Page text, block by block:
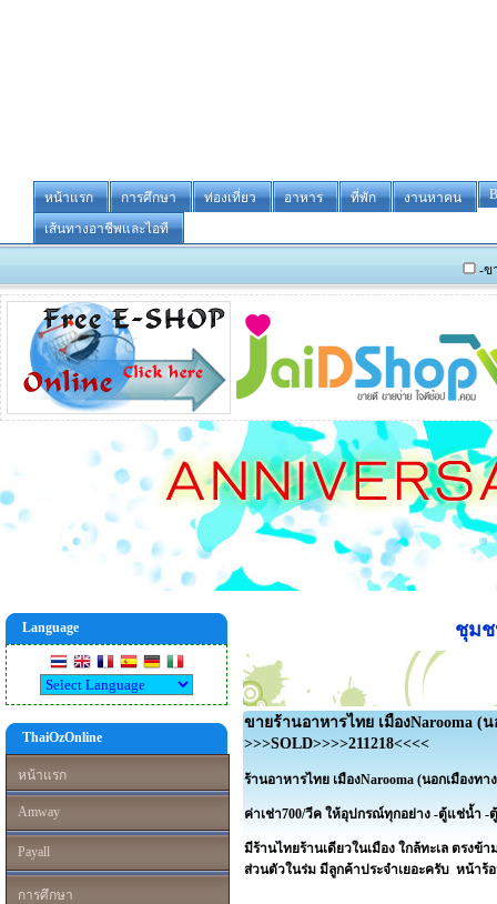
หน้าแรก การศึกษา ท่องเที่ยว อาหาร ที่พัก งานหาคน
เส้นทางอาชีพและไอที
-ขายหรือให้
Language
ThaiOzOnline
หน้าแรก
Amway
Payall
การศึกษา
ชุมช
ขายร้านอาหารไทย เมืองNarooma (น
>>>SOLD>>>>211218<<<<
ร้านอาหารไทย เมืองNarooma (นอกเมืองทา
ค่าเช่า700/วีค ให้อุปกรณ์ทุกอย่าง -ตู้แช่น้ำ -
มีร้านไทยร้านเดียวในเมือง ใกล้ทะเล ตรงข้
ส่วนตัวในร่ม มีลูกค้าประจำเยอะครับ หน้าร้